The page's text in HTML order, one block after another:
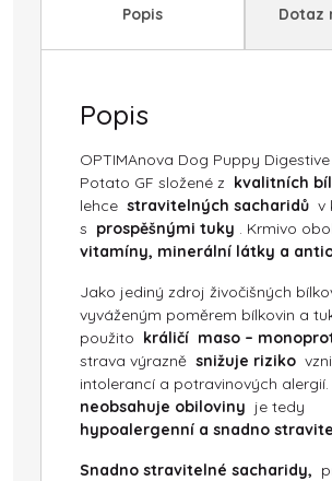
Popis Dotaz
Popis
OPTIMAnova Dog Puppy
Potato GF složené z kvalitních
lehce stravitelných sacharidů v
s prospěšnými tuky . Krmivo
vitamíny, minerální látky a
Jako jediný zdroj živočišných
vyváženým poměrem bílkovin a
použito králičí maso –
strava výrazně snižuje riziko
intolerancí a potravinových alergií.
neobsahuje obiloviny je tedy
hypoalergenní a snadno
Snadno stravitelné sacharidy,